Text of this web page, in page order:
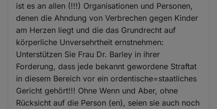
ist es an allen (!!!) Organisationen und Personen,
denen die Ahndung von Verbrechen gegen Kinder
am Herzen liegt und die das Grundrecht auf
körperliche Unversehrtheit ernstnehmen:
Unterstützen Sie Frau Dr. Barley in ihrer
Forderung, dass jede bekannt gewordene Straftat
in diesem Bereich vor ein ordentische=staatliches
Gericht gehört!!! Ohne Wenn und Aber, ohne
Rücksicht auf die Person (en), seien sie auch noch